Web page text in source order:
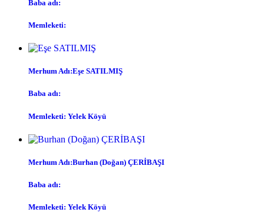
Baba adı:
Memleketi:
Merhum Adı:Eşe SATILMIŞ
Baba adı:
Memleketi: Yelek Köyü
Merhum Adı:Burhan (Doğan) ÇERİBAŞI
Baba adı:
Memleketi: Yelek Köyü